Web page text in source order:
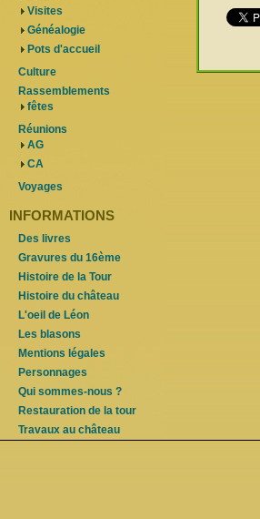
Visites
Généalogie
Pots d'accueil
Culture
Rassemblements
fêtes
Réunions
AG
CA
Voyages
INFORMATIONS
Des livres
Gravures du 16ème
Histoire de la Tour
Histoire du château
L'oeil de Léon
Les blasons
Mentions légales
Personnages
Qui sommes-nous ?
Restauration de la tour
Travaux au château